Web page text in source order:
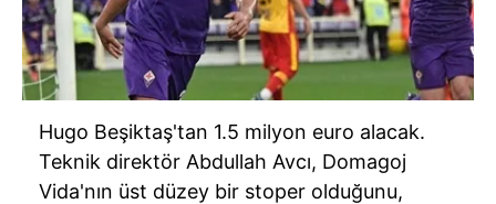
Hugo Beşiktaş'tan 1.5 milyon euro alacak.
Teknik direktör Abdullah Avcı, Domagoj
Vida'nın üst düzey bir stoper olduğunu,